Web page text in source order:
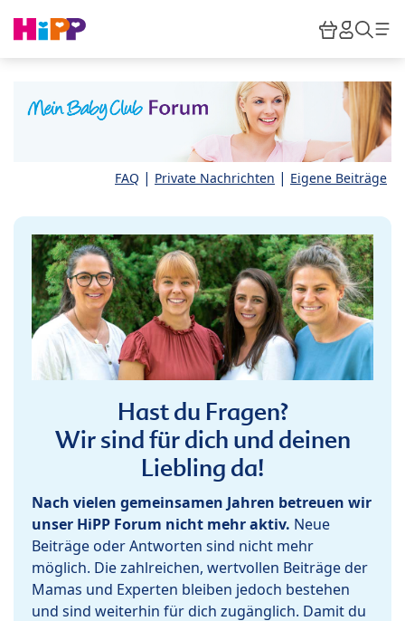
HiPP
FAQ | Private Nachrichten | Eigene Beiträge
Hast du Fragen?
Wir sind für dich und deinen
Liebling da!
Nach vielen gemeinsamen Jahren betreuen wir
unser HiPP Forum nicht mehr aktiv. Neue
Beiträge oder Antworten sind nicht mehr
möglich. Die zahlreichen, wertvollen Beiträge der
Mamas und Experten bleiben jedoch bestehen
und sind weiterhin für dich zugänglich. Damit du